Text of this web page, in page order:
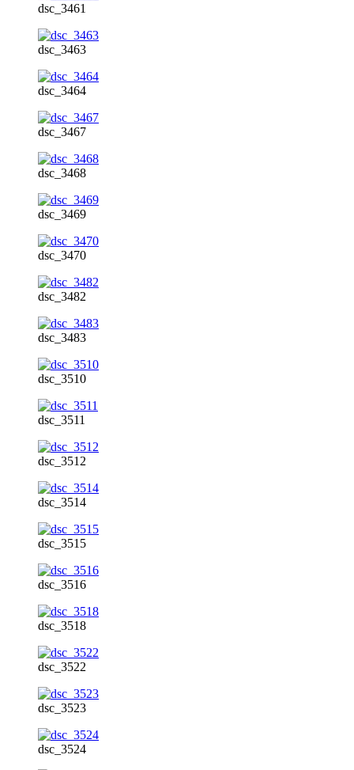
dsc_3461
dsc_3463
dsc_3464
dsc_3467
dsc_3468
dsc_3469
dsc_3470
dsc_3482
dsc_3483
dsc_3510
dsc_3511
dsc_3512
dsc_3514
dsc_3515
dsc_3516
dsc_3518
dsc_3522
dsc_3523
dsc_3524